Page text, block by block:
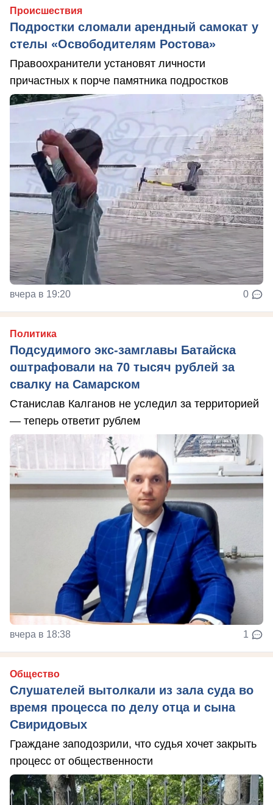
Происшествия
Подростки сломали арендный самокат у
стелы «Освободителям Ростова»
Правоохранители установят личности
причастных к порче памятника подростков
вчера в 19:20 0
Политика
Подсудимого экс-замглавы Батайска
оштрафовали на 70 тысяч рублей за
свалку на Самарском
Станислав Калганов не уследил за территорией
— теперь ответит рублем
вчера в 18:38 1
Общество
Слушателей вытолкали из зала суда во
время процесса по делу отца и сына
Свиридовых
Граждане заподозрили, что судья хочет закрыть
процесс от общественности